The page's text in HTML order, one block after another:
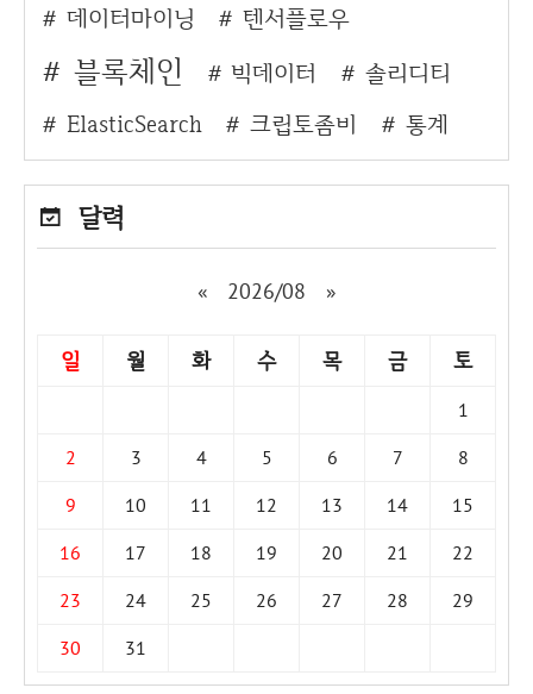
데이터마이닝
텐서플로우
블록체인 빅데이터
솔리디티
ElasticSearch
크립토좀비 통계
달력
« 2026/08 »
일 월 화 수 목 금 토
1
2
3 4 5 6 7
8
9
10 11 12 13 14
15
16
17 18 19 20 21
22
23
24 25 26 27 28
29
30
31